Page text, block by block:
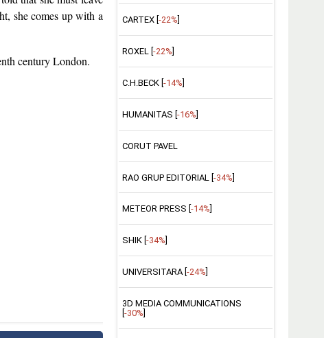
she comes up with a
century London.
CARTEX [ -22%
ROXEL [ -22%
C.H.BECK [ -14%
HUMANITAS [ -16%
CORUT PAVEL
RAO GRUP EDITORIAL [-34%]
METEOR PRESS [ -14%
SHIK [ -34%
UNIVERSITARA [ -24%
3D MEDIA COMMUNICATIONS
-30%